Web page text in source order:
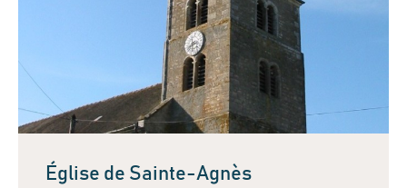
Église de Sainte-Agnès